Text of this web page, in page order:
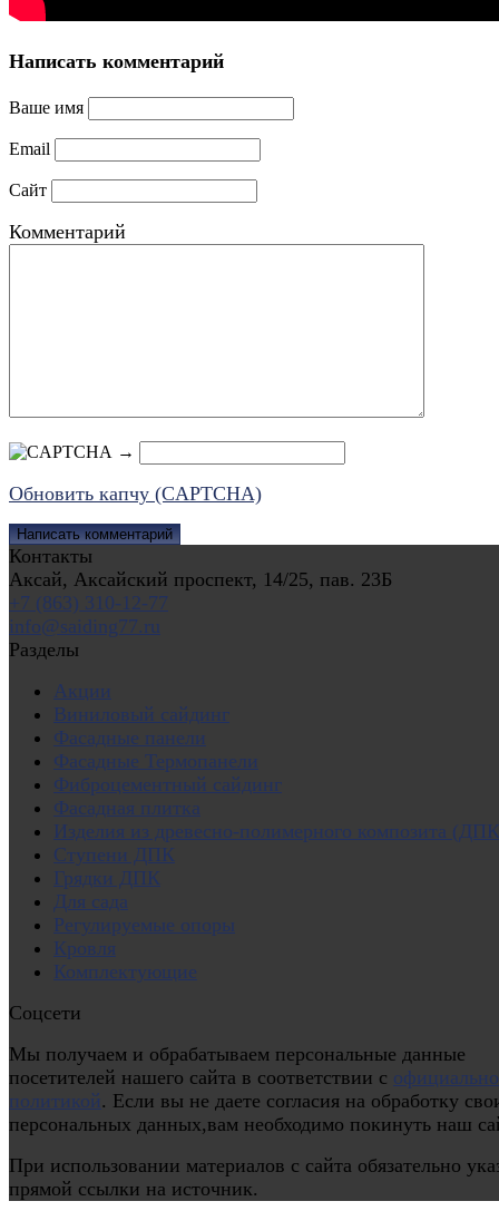
Написать комментарий
Ваше имя
Email
Сайт
Комментарий
→
Обновить капчу (CAPTCHA)
Контакты
Аксай, Аксайский проспект, 14/25, пав. 23Б
+7 (863) 310-12-77
info@saiding77.ru
Разделы
Акции
Виниловый сайдинг
Фасадные панели
Фасадные Термопанели
Фиброцементный сайдинг
Фасадная плитка
Изделия из древесно-полимерного композита
Ступени ДПК
Грядки ДПК
Для сада
Регулируемые опоры
Кровля
Комплектующие
Соцсети
Мы получаем и обрабатываем персональные данные
посетителей нашего сайта в соответствии с
политикой. Если вы не даете согласия на обработку
персональных данных,вам необходимо покинуть наш
При использовании материалов с сайта обязательно
прямой ссылки на источник.